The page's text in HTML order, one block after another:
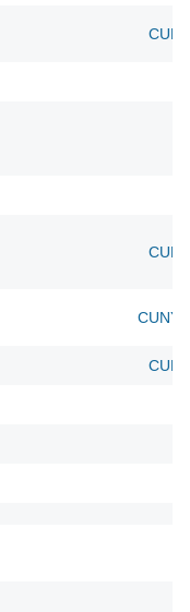
CUNY